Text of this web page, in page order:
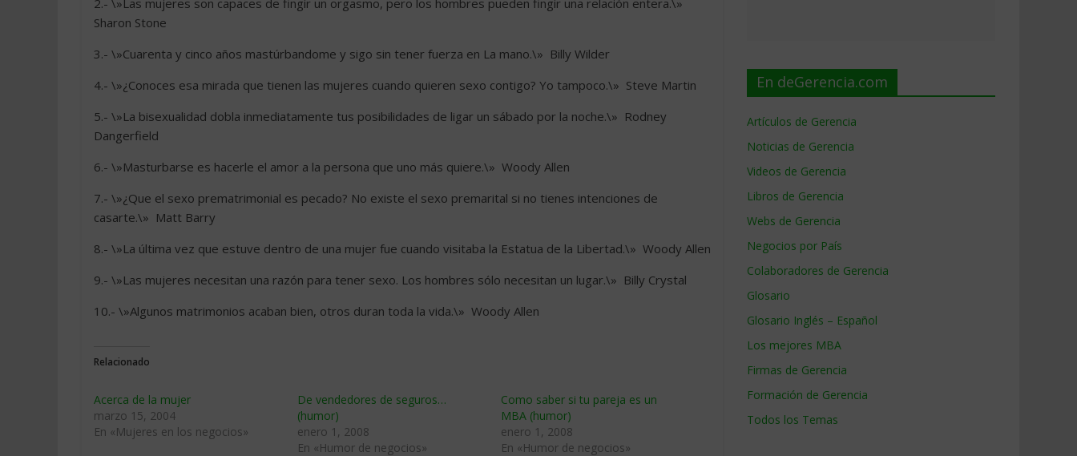
2.- \»Las mujeres son capaces de fingir un orgasmo, pero los hombres pueden fingir una relación entera.\» 
Sharon Stone
3.- \»Cuarenta y cinco años mastúrbandome y sigo sin tener fuerza en La mano.\»  Billy Wilder
4.- \»¿Conoces esa mirada que tienen las mujeres cuando quieren sexo contigo? Yo tampoco.\»  Steve Martin
5.- \»La bisexualidad dobla inmediatamente tus posibilidades de ligar un sábado por la noche.\»  Rodney
Dangerfield
6.- \»Masturbarse es hacerle el amor a la persona que uno más quiere.\»  Woody Allen
7.- \»¿Que el sexo prematrimonial es pecado? No existe el sexo premarital si no tienes intenciones de
casarte.\»  Matt Barry
8.- \»La última vez que estuve dentro de una mujer fue cuando visitaba la Estatua de la Libertad.\»  Woody Allen
9.- \»Las mujeres necesitan una razón para tener sexo. Los hombres sólo necesitan un lugar.\»  Billy Crystal
10.- \»Algunos matrimonios acaban bien, otros duran toda la vida.\»  Woody Allen
Relacionado
Acerca de la mujer
marzo 15, 2004
En «Mujeres en los negocios»
De vendedores de seguros…
(humor)
enero 1, 2008
En «Humor de negocios»
Como saber si tu pareja es un
MBA (humor)
enero 1, 2008
En «Humor de negocios»
En deGerencia.com
Artículos de Gerencia
Noticias de Gerencia
Videos de Gerencia
Libros de Gerencia
Webs de Gerencia
Negocios por País
Colaboradores de Gerencia
Glosario
Glosario Inglés – Español
Los mejores MBA
Firmas de Gerencia
Formación de Gerencia
Todos los Temas